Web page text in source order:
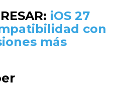
iOS 27
con
más